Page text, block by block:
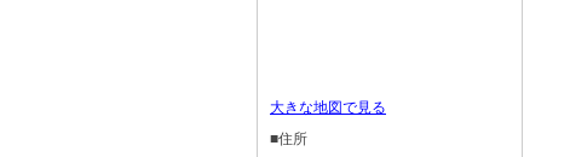
大きな地図で見る
■住所